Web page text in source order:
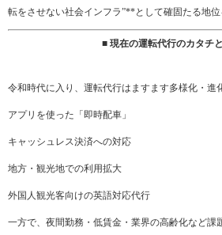
転をさせない社会インフラ”**として確固たる地位
■ 現在の運転代行のカタチ
令和時代に入り、運転代行はますます多様化・進
アプリを使った「即時配車」
キャッシュレス決済への対応
地方・観光地での利用拡大
外国人観光客向けの英語対応代行
一方で、夜間勤務・低賃金・業界の高齢化など課